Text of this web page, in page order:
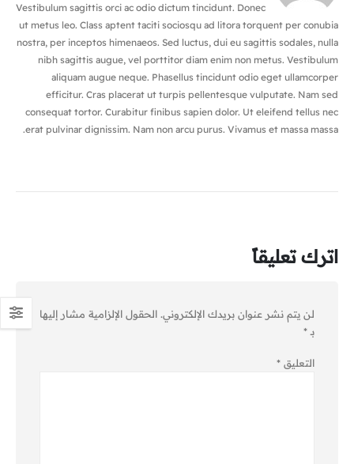
Vestibulum sagittis orci ac odio dictum tincidunt. Donec
ut metus leo. Class aptent taciti sociosqu ad litora torquent per conubia
nostra, per inceptos himenaeos. Sed luctus, dui eu sagittis sodales, nulla
nibh sagittis augue, vel porttitor diam enim non metus. Vestibulum
aliquam augue neque. Phasellus tincidunt odio eget ullamcorper
efficitur. Cras placerat ut turpis pellentesque vulputate. Nam sed
consequat tortor. Curabitur finibus sapien dolor. Ut eleifend tellus nec
erat pulvinar dignissim. Nam non arcu purus. Vivamus et massa massa.
اترك تعليقاً
لن يتم نشر عنوان بريدك الإلكتروني. الحقول الإلزامية مشار إليها
بـ *
التعليق *